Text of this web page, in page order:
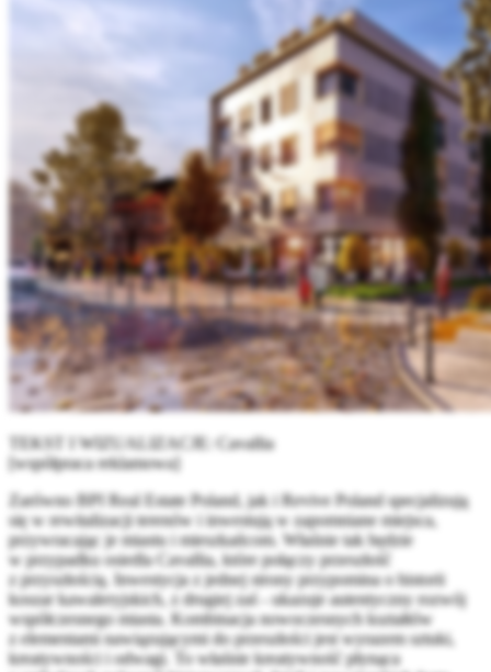
TEKST I WIZUALIZACJE: Cavallia
[współpraca reklamowa]
Zarówno BPI Real Estate Poland, jak i Revive Poland specjalizują
się w rewitalizacji terenów i inwestują w zapomniane miejsca,
przywracając je miastu i mieszkańcom. Właśnie tak będzie
w przypadku osiedla Cavallia, które połączy przeszłość
z przyszłością. Inwestycja z jednej strony przypomina o historii
koszar kawaleryjskich, z drugiej zaś - ukazuje autentyczny rozwój
współczesnego miasta. Kombinacja nowoczesnych kształtów
z elementami nawiązującymi do przeszłości jest wyrazem sztuki,
kreatywności i odwagi. To właśnie kreatywność płynąca